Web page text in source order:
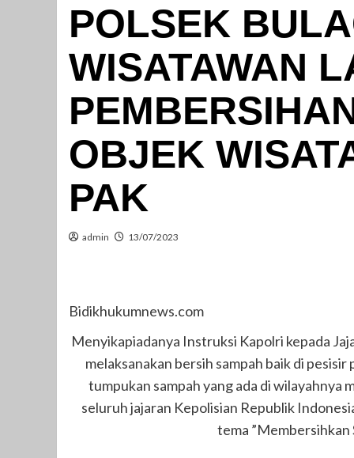
POLSEK
WISATAWAN
OBJEK
PAK
admin 13/07/2023
Bidikhukumnews.com
Menyikapiadanya Instruksi Kapolri kepada
melaksanakan bersih sampah baik di
tumpukan sampah yang ada di wilayahnya
seluruh jajaran Kepolisian Republik
tema ”Membersihkan